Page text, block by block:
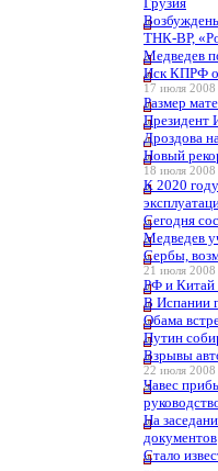
ТНК-ВР,
Медведев
Иск КПРФ
17 июля 2008
Размер
Президент
Дроздова
Новый
18 июля 2008
К 2020
Сегодня
Медведев
Сербы,
21 июля 2008
РФ и Китай
В Испании
Обама
Путин
Взрывы
22 июля 2008
Чавес
На
документов
Стало